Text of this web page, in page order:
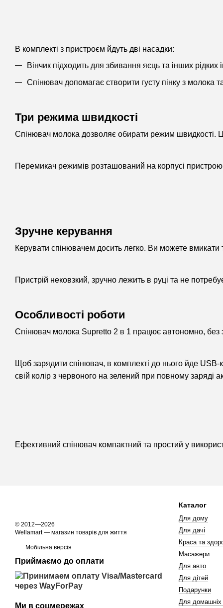
В комплекті з пристроєм йдуть дві насадки:
Вінчик підходить для збивання яєць та інших рідких
Спінювач допомагає створити густу пінку з молока
Три режима швидкості
Спінювач молока дозволяє обирати режим швидкості.
Перемикач режимів розташований на корпусі
Зручне керування
Керувати спінювачем досить легко. Ви можете
Пристрій нековзкий, зручно лежить в руці та не
Особливості роботи
Спінювач молока Supretto 2 в 1 працює автономно, без
Щоб зарядити спінювач, в комплекті до нього йде
свій колір з червоного на зелений при повному заряді
Ефективний спінювач компактний та простий у
© 2012—2026
Wellamart — магазин товарів для життя
Мобільна версія
Приймаємо до оплати
Ми в соцмережах
Каталог
Для дому
Для дачі
Краса та
Масажери
Для авто
Для дітей
Подарунки
Для домашніх